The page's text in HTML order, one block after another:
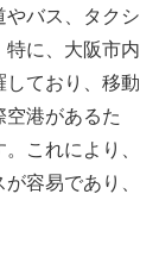
やバス、タクシ
特に、大阪市内
しており、移動
港があるた
これにより、
容易であり、